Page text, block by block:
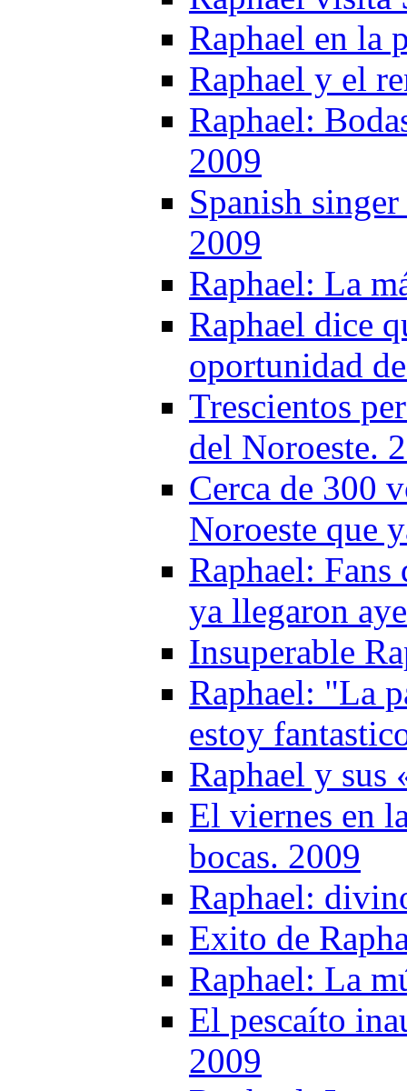
Raphael en la
Raphael y el
Raphael:
2009
Spanish
2009
Raphael: La
Raphael dice
oportunidad
Trescientos
del Noroeste.
Cerca de 300
Noroeste que
Raphael:
ya llegaron
Insuperable
Raphael: "La
estoy
Raphael y sus
El viernes en
bocas. 2009
Raphael:
Exito de
Raphael: La
El pescaíto
2009